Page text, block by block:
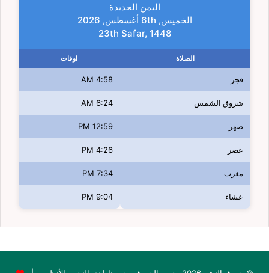
اليمن الحديدة
الخميس, 6th أغسطس, 2026
23th Safar, 1448
الصلاة اوقات
فجر 4:58 AM
شروق الشمس 6:24 AM
ضهر 12:59 PM
عصر 4:26 PM
مغرب 7:34 PM
عشاء 9:04 PM